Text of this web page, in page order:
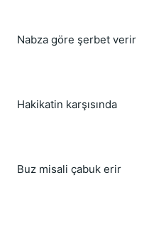
Nabza göre şerbet verir
Hakikatin karşısında
Buz misali çabuk erir